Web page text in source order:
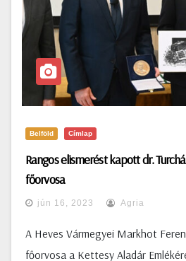
Belföld Címlap
Rangos elismerést kapott dr.
főorvosa
jún 16, 2023 Agria
A Heves Vármegyei Markhot
főorvosa a Kettesy Aladár